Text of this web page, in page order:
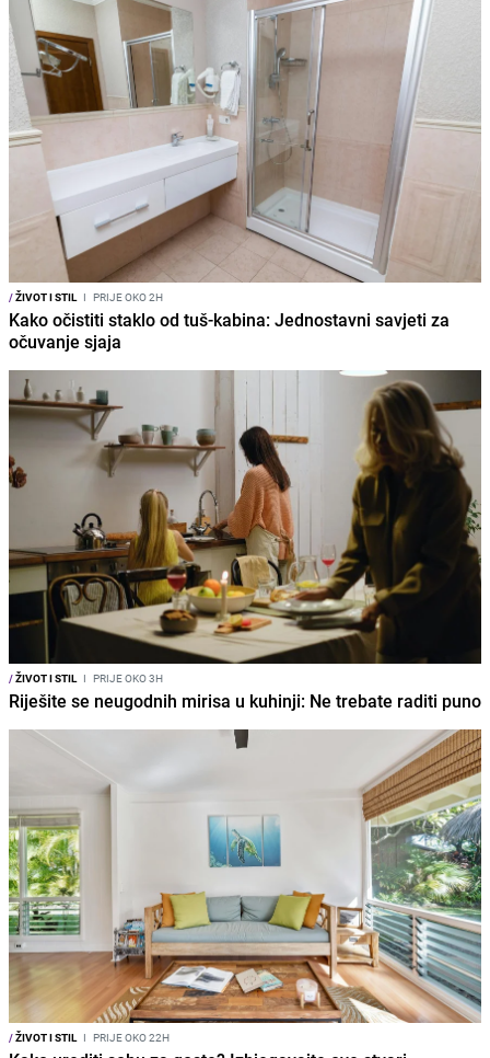
/ŽIVOT I STIL I PRIJE OKO 2H
Kako očistiti staklo od tuš-kabina: Jednostavni savjeti za
očuvanje sjaja
/ŽIVOT I STIL I PRIJE OKO 3H
Riješite se neugodnih mirisa u kuhinji: Ne trebate raditi puno
/ŽIVOT I STIL I PRIJE OKO 22H